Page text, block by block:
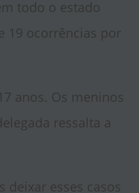
todo o estado
19 ocorrências por
anos. Os meninos
ressalta a
esses casos